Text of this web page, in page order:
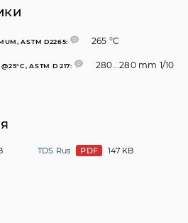
ASTM D2265: 265 °C
ASTM D 217: 280...280 mm 1/10
TDS Rus PDF 147 KB